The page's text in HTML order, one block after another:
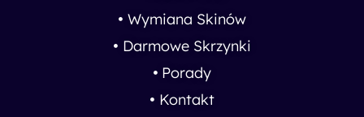
Wymiana Skinów
Darmowe Skrzynki
Porady
Kontakt